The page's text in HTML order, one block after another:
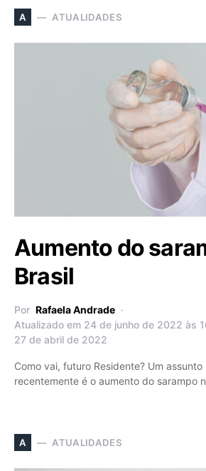
A ATUALIDADES
Aumento do
Brasil
Por Rafaela Andrade
Atualizado em 24 de junho de 2022 às
27 de abril de 2022
Como vai, futuro Residente? Um
recentemente é o aumento do sarampo
A ATUALIDADES